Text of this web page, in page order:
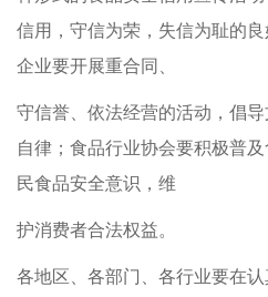
信用，守信为荣，失信为耻的
企业要开展重合同、
守信誉、依法经营的活动，倡
自律；食品行业协会要积极普
民食品安全意识，维
护消费者合法权益。
各地区、各部门、各行业要在